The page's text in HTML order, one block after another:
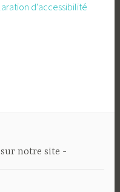
d'accessibilité
notre site